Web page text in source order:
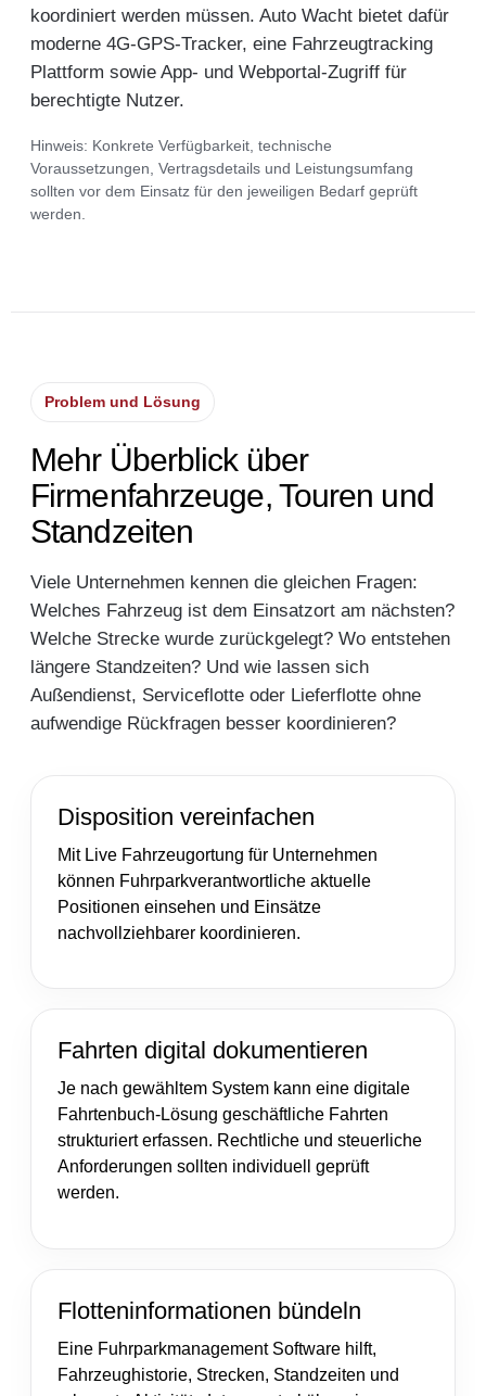
koordiniert werden müssen. Auto Wacht bietet dafür
moderne 4G-GPS-Tracker, eine Fahrzeugtracking
Plattform sowie App- und Webportal-Zugriff für
berechtigte Nutzer.
Hinweis: Konkrete Verfügbarkeit, technische
Voraussetzungen, Vertragsdetails und Leistungsumfang
sollten vor dem Einsatz für den jeweiligen Bedarf geprüft
werden.
Problem und Lösung
Mehr Überblick über
Firmenfahrzeuge, Touren und
Standzeiten
Viele Unternehmen kennen die gleichen Fragen:
Welches Fahrzeug ist dem Einsatzort am nächsten?
Welche Strecke wurde zurückgelegt? Wo entstehen
längere Standzeiten? Und wie lassen sich
Außendienst, Serviceflotte oder Lieferflotte ohne
aufwendige Rückfragen besser koordinieren?
Disposition vereinfachen
Mit Live Fahrzeugortung für Unternehmen
können Fuhrparkverantwortliche aktuelle
Positionen einsehen und Einsätze
nachvollziehbarer koordinieren.
Fahrten digital dokumentieren
Je nach gewähltem System kann eine digitale
Fahrtenbuch-Lösung geschäftliche Fahrten
strukturiert erfassen. Rechtliche und steuerliche
Anforderungen sollten individuell geprüft
werden.
Flotteninformationen bündeln
Eine Fuhrparkmanagement Software hilft,
Fahrzeughistorie, Strecken, Standzeiten und